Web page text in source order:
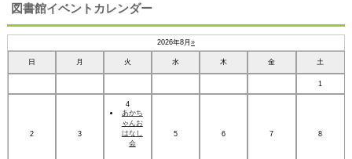
図書館イベントカレンダー
2026年8月 »
日 月 火 水 木 金 土
1
2 3
4
あかち
ゃんお
はなし
会
5 6 7 8